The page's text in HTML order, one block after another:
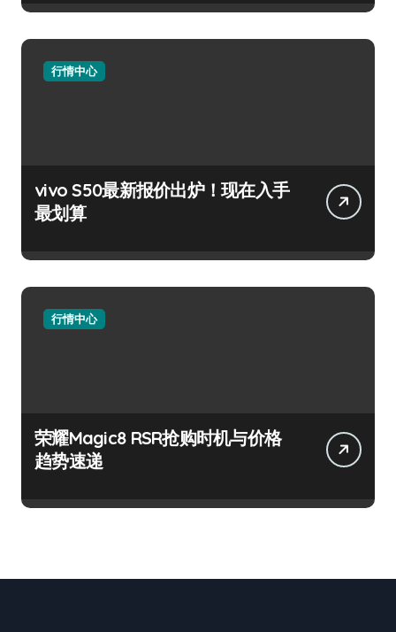
行情中心
vivo S50最新报价出炉！现在入手
最划算
行情中心
荣耀Magic8 RSR抢购时机与价格
趋势速递